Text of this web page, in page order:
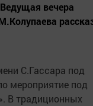
вечера
С.Гассара под
мероприятие под
В традиционных